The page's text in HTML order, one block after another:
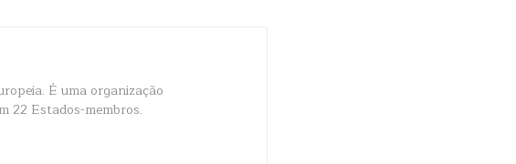
É uma organização
22 Estados-membros.